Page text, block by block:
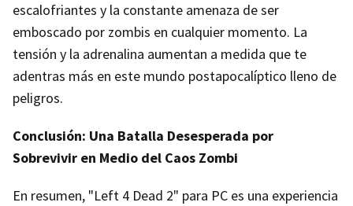
escalofriantes y la constante amenaza de ser
emboscado por zombis en cualquier momento. La
tensión y la adrenalina aumentan a medida que te
adentras más en este mundo postapocalíptico lleno de
peligros.
Conclusión: Una Batalla Desesperada por
Sobrevivir en Medio del Caos Zombi
En resumen, "Left 4 Dead 2" para PC es una experiencia